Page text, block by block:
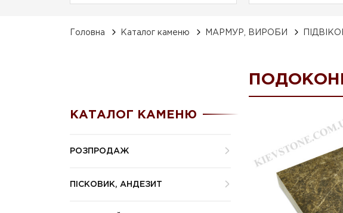
Головна Каталог каменю МАРМУР, ВИРОБИ
КАТАЛОГ КАМЕНЮ
РОЗПРОДАЖ
ПІСКОВИК, АНДЕЗИТ